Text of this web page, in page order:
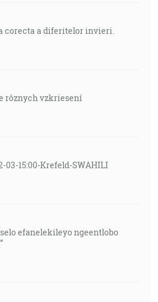
corecta a diferitelor invieri.
rôznych vzkriesení
03-15:00-Krefeld-SWAHILI
efanelekileyo ngeentlobo